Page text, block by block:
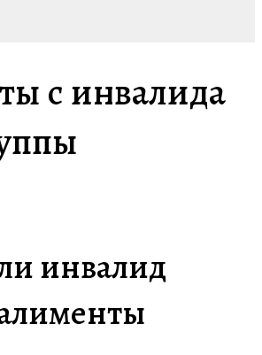
с инвалида
инвалид